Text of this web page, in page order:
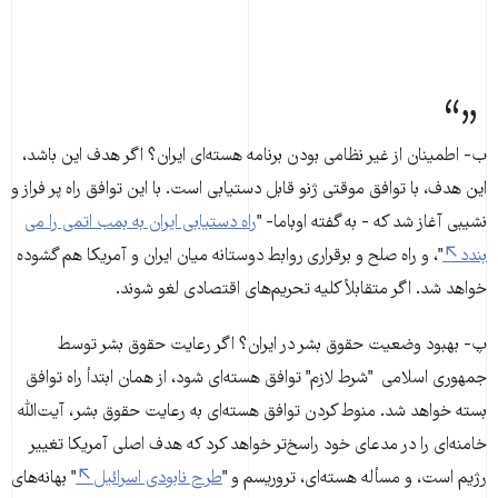
ب- اطمینان از غیر نظامی بودن برنامه هسته‌ای ایران؟ اگر هدف این باشد،
این هدف، با توافق موقتی ژنو قابل دستیابی است. با این توافق راه پر فراز و
نشیبی آغاز شد که - به گفته اوباما- "راه دستیابی ایران به بمب اتمی را می
بندد
"، و راه صلح و برقراری روابط دوستانه میان ایران و آمریکا هم گشوده
خواهد شد. اگر متقابلاً کلیه تحریم‌های اقتصادی لغو شوند.
پ- بهبود وضعیت حقوق بشر در ایران؟ اگر رعایت حقوق بشر توسط
جمهوری اسلامی "شرط لازم" توافق هسته‌ای شود، از همان ابتدأ راه توافق
بسته خواهد شد. منوط کردن توافق هسته‌ای به رعایت حقوق بشر، آیت‌الله
خامنه‌ای را در مدعای خود راسخ‌تر خواهد کرد که هدف اصلی آمریکا تغییر
رژیم است، و مسأله هسته‌ای، تروریسم و "طرح نابودی اسرائیل " بهانه‌های